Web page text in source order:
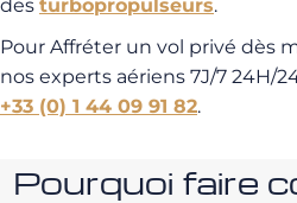
des turbopropulseurs.
Pour Affréter un vol privé dès
nos experts aériens 7J/7 24H/
+33 (0) 1 44 09 91 82.
Pourquoi faire